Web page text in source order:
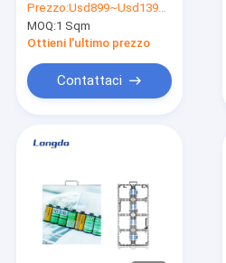
P3.91 locativo ha
curvato
l'esposizione di LED
chiesa di nozze
Prezzo:Usd899~Usd1399/Sqm ( price is negotiable )
MOQ:1 Sqm
Ottieni l'ultimo prezzo
Contattaci